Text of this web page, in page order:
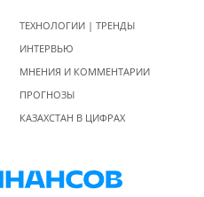
ТЕХНОЛОГИИ | ТРЕНДЫ
ИНТЕРВЬЮ
МНЕНИЯ И КОММЕНТАРИИ
ПРОГНОЗЫ
КАЗАХСТАН В ЦИФРАХ